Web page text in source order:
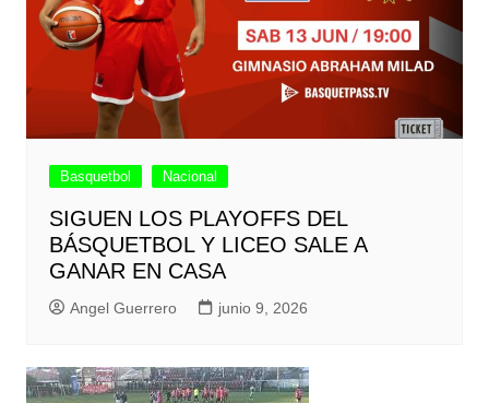
Basquetbol Nacional
SIGUEN LOS PLAYOFFS DEL
BÁSQUETBOL Y LICEO SALE A
GANAR EN CASA
Angel Guerrero junio 9, 2026